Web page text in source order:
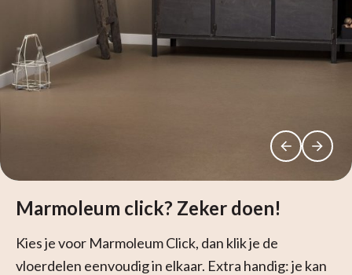
Marmoleum click? Zeker doen!
Kies je voor Marmoleum Click, dan klik je de
vloerdelen eenvoudig in elkaar. Extra handig: je kan